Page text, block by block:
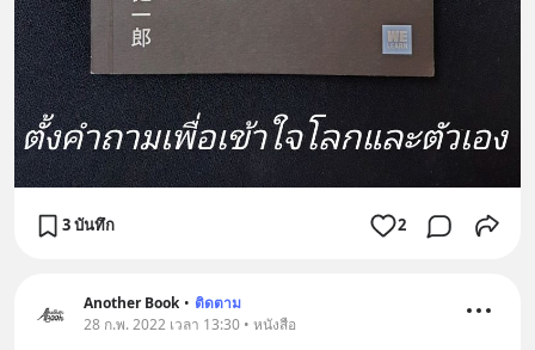
3 บันทึก 2
Another Book • ติดตาม
28 ก.พ. 2022 เวลา 13:30 • หนังสือ